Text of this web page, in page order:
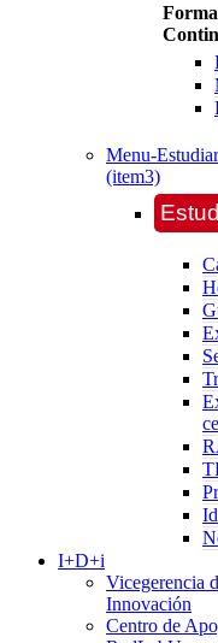
Menu-
(item3)
I+D+i
Vicegerencia
Innovación
Centro de